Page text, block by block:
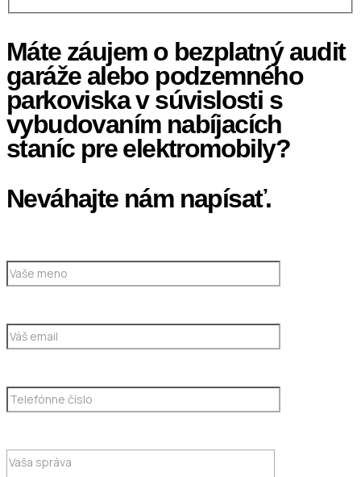
Máte záujem o bezplatný audit
garáže alebo podzemného
parkoviska v súvislosti s
vybudovaním nabíjacích
staníc pre elektromobily?
Neváhajte nám napísať.